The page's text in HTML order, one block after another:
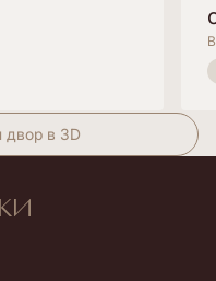
двор в 3D